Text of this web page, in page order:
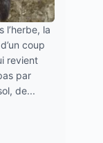
l’herbe, la
coup
revient
par
de...